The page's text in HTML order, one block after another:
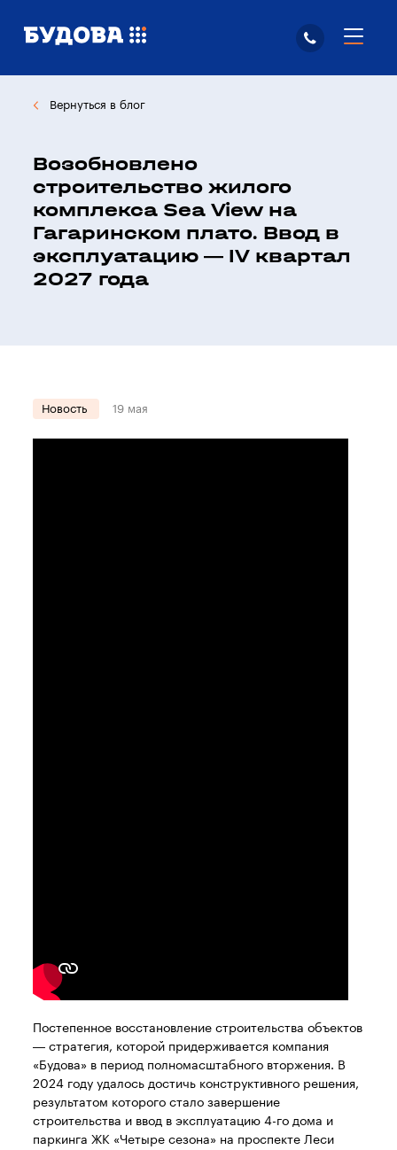
Вернуться в блог
Возобновлено
строительство жилого
комплекса Sea View на
Гагаринском плато. Ввод в
эксплуатацию — IV квартал
2027 года
Новость 19 мая
Постепенное восстановление строительства объектов
— стратегия, которой придерживается компания
«Будова» в период полномасштабного вторжения. В
2024 году удалось достичь конструктивного решения,
результатом которого стало завершение
строительства и ввод в эксплуатацию 4-го дома и
паркинга ЖК «Четыре сезона» на проспекте Леси